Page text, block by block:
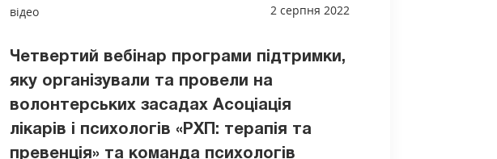
відео 2 серпня 2022
Четвертий вебінар програми підтримки,
яку організували та провели на
волонтерських засадах Асоціація
лікарів і психологів «РХП: терапія та
превенція» та команда психологів